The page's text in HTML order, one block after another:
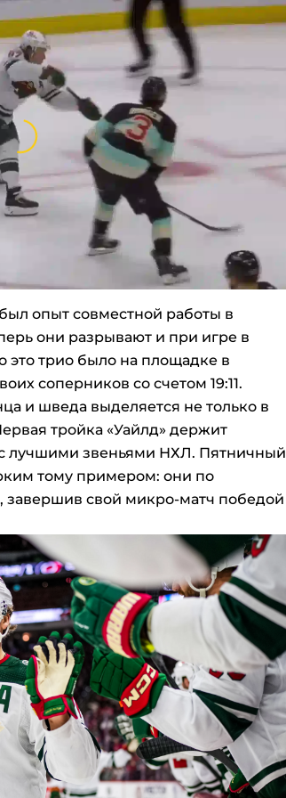
опыт совместной работы в
они разрывают и при игре в
это трио было на площадке в
соперников со счетом 19:11.
и шведа выделяется не только в
тройка «Уайлд» держит
лучшими звеньями НХЛ. Пятничный
тому примером: они по
свой микро-матч победой